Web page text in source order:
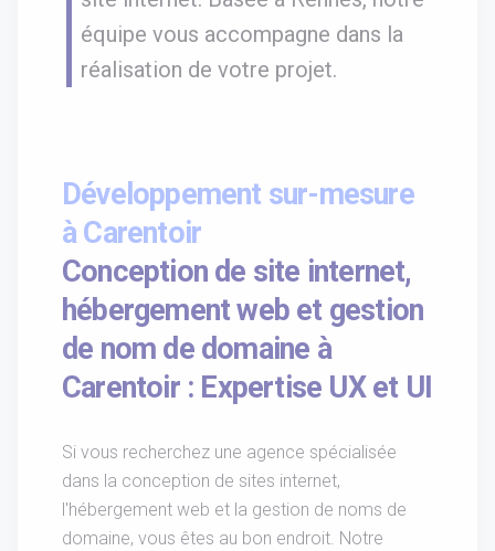
équipe vous accompagne dans la
réalisation de votre projet.
Développement sur-mesure
à Carentoir
Conception de site internet,
hébergement web et gestion
de nom de domaine à
Carentoir : Expertise UX et UI
Si vous recherchez une agence spécialisée
dans la conception de sites internet,
l'hébergement web et la gestion de noms de
domaine, vous êtes au bon endroit. Notre